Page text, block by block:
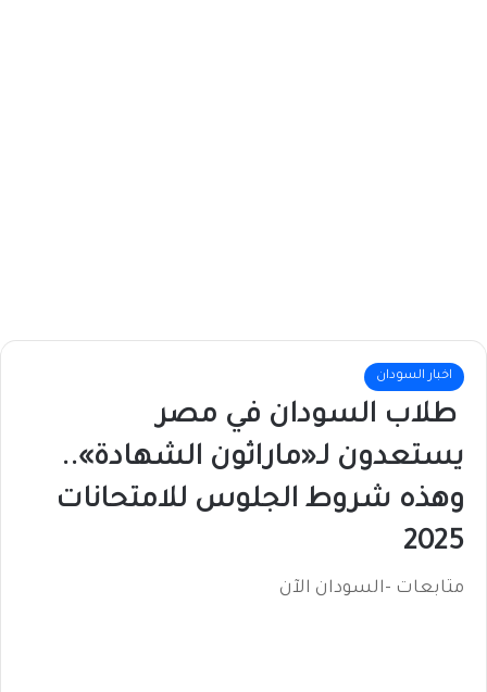
اخبار السودان
طلاب السودان في مصر
يستعدون لـ«ماراثون الشهادة»..
وهذه شروط الجلوس للامتحانات
2025
متابعات -السودان الآن